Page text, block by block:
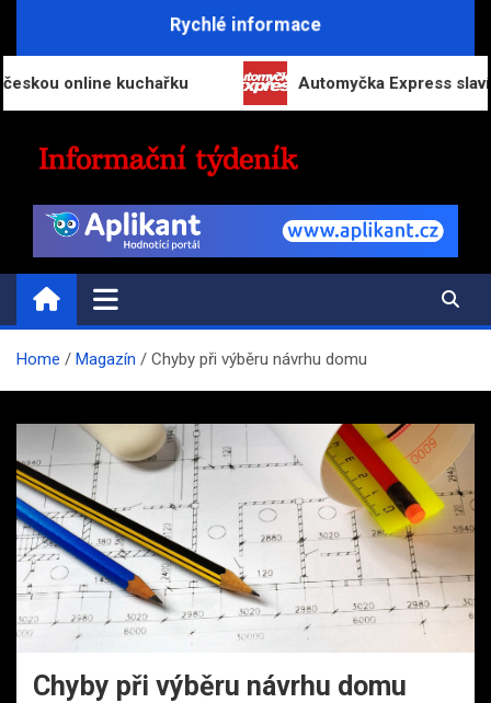
Rychlé informace
kuchařku Automyčka Express slaví 20 let
INFORMAČNÍ-TÝDENÍK.CZ
Přehled zpravodajství a informací
Home Magazín Chyby při výběru návrhu domu
Chyby při výběru návrhu domu